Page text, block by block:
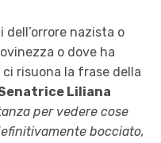
nazista o
o dove ha
risuona la frase della
Liliana
per vedere cose
bocciato,